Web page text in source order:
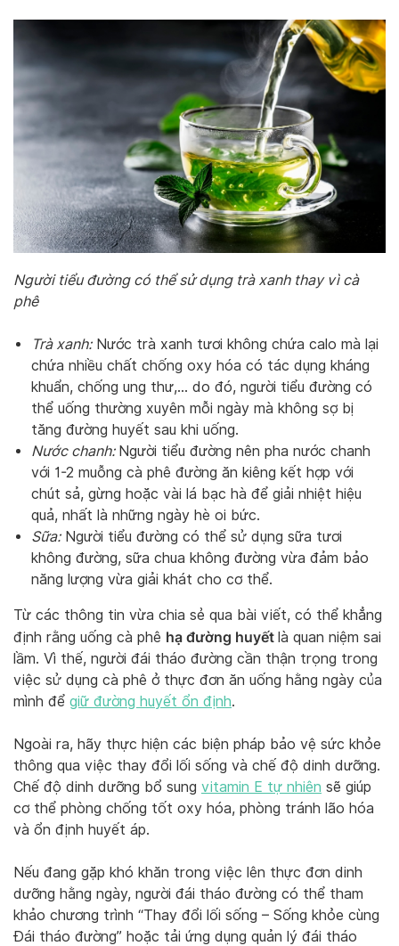
Người tiểu đường có thể sử dụng trà xanh thay vì cà
phê
Trà xanh:Nước trà xanh tươi không chứa calo mà lại
chứa nhiều chất chống oxy hóa có tác dụng kháng
khuẩn, chống ung thư,… do đó, người tiểu đường có
thể uống thường xuyên mỗi ngày mà không sợ bị
tăng đường huyết sau khi uống.
Nước chanh: Người tiểu đường nên pha nước chanh
với 1-2 muỗng cà phê đường ăn kiêng kết hợp với
chút sả, gừng hoặc vài lá bạc hà để giải nhiệt hiệu
quả, nhất là những ngày hè oi bức.
Sữa:Người tiểu đường có thể sử dụng sữa tươi
không đường, sữa chua không đường vừa đảm bảo
năng lượng vừa giải khát cho cơ thể.
Từ các thông tin vừa chia sẻ qua bài viết, có thể khẳng
định rằng uống cà phê hạ đường huyết là quan niệm sai
lầm. Vì thế, người đái tháo đường cần thận trọng trong
việc sử dụng cà phê ở thực đơn ăn uống hằng ngày của
mình để giữ đường huyết ổn định.
Ngoài ra, hãy thực hiện các biện pháp bảo vệ sức khỏe
thông qua việc thay đổi lối sống và chế độ dinh dưỡng.
Chế độ dinh dưỡng bổ sung vitamin E tự nhiên sẽ giúp
cơ thể phòng chống tốt oxy hóa, phòng tránh lão hóa
và ổn định huyết áp.
Nếu đang gặp khó khăn trong việc lên thực đơn dinh
dưỡng hằng ngày, người đái tháo đường có thể tham
khảo chương trình “Thay đổi lối sống – Sống khỏe cùng
Đái tháo đường” hoặc tải ứng dụng quản lý đái tháo